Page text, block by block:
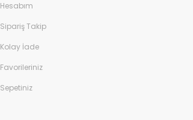
Hesabım
Sipariş Takip
Kolay İade
Favorileriniz
Sepetiniz